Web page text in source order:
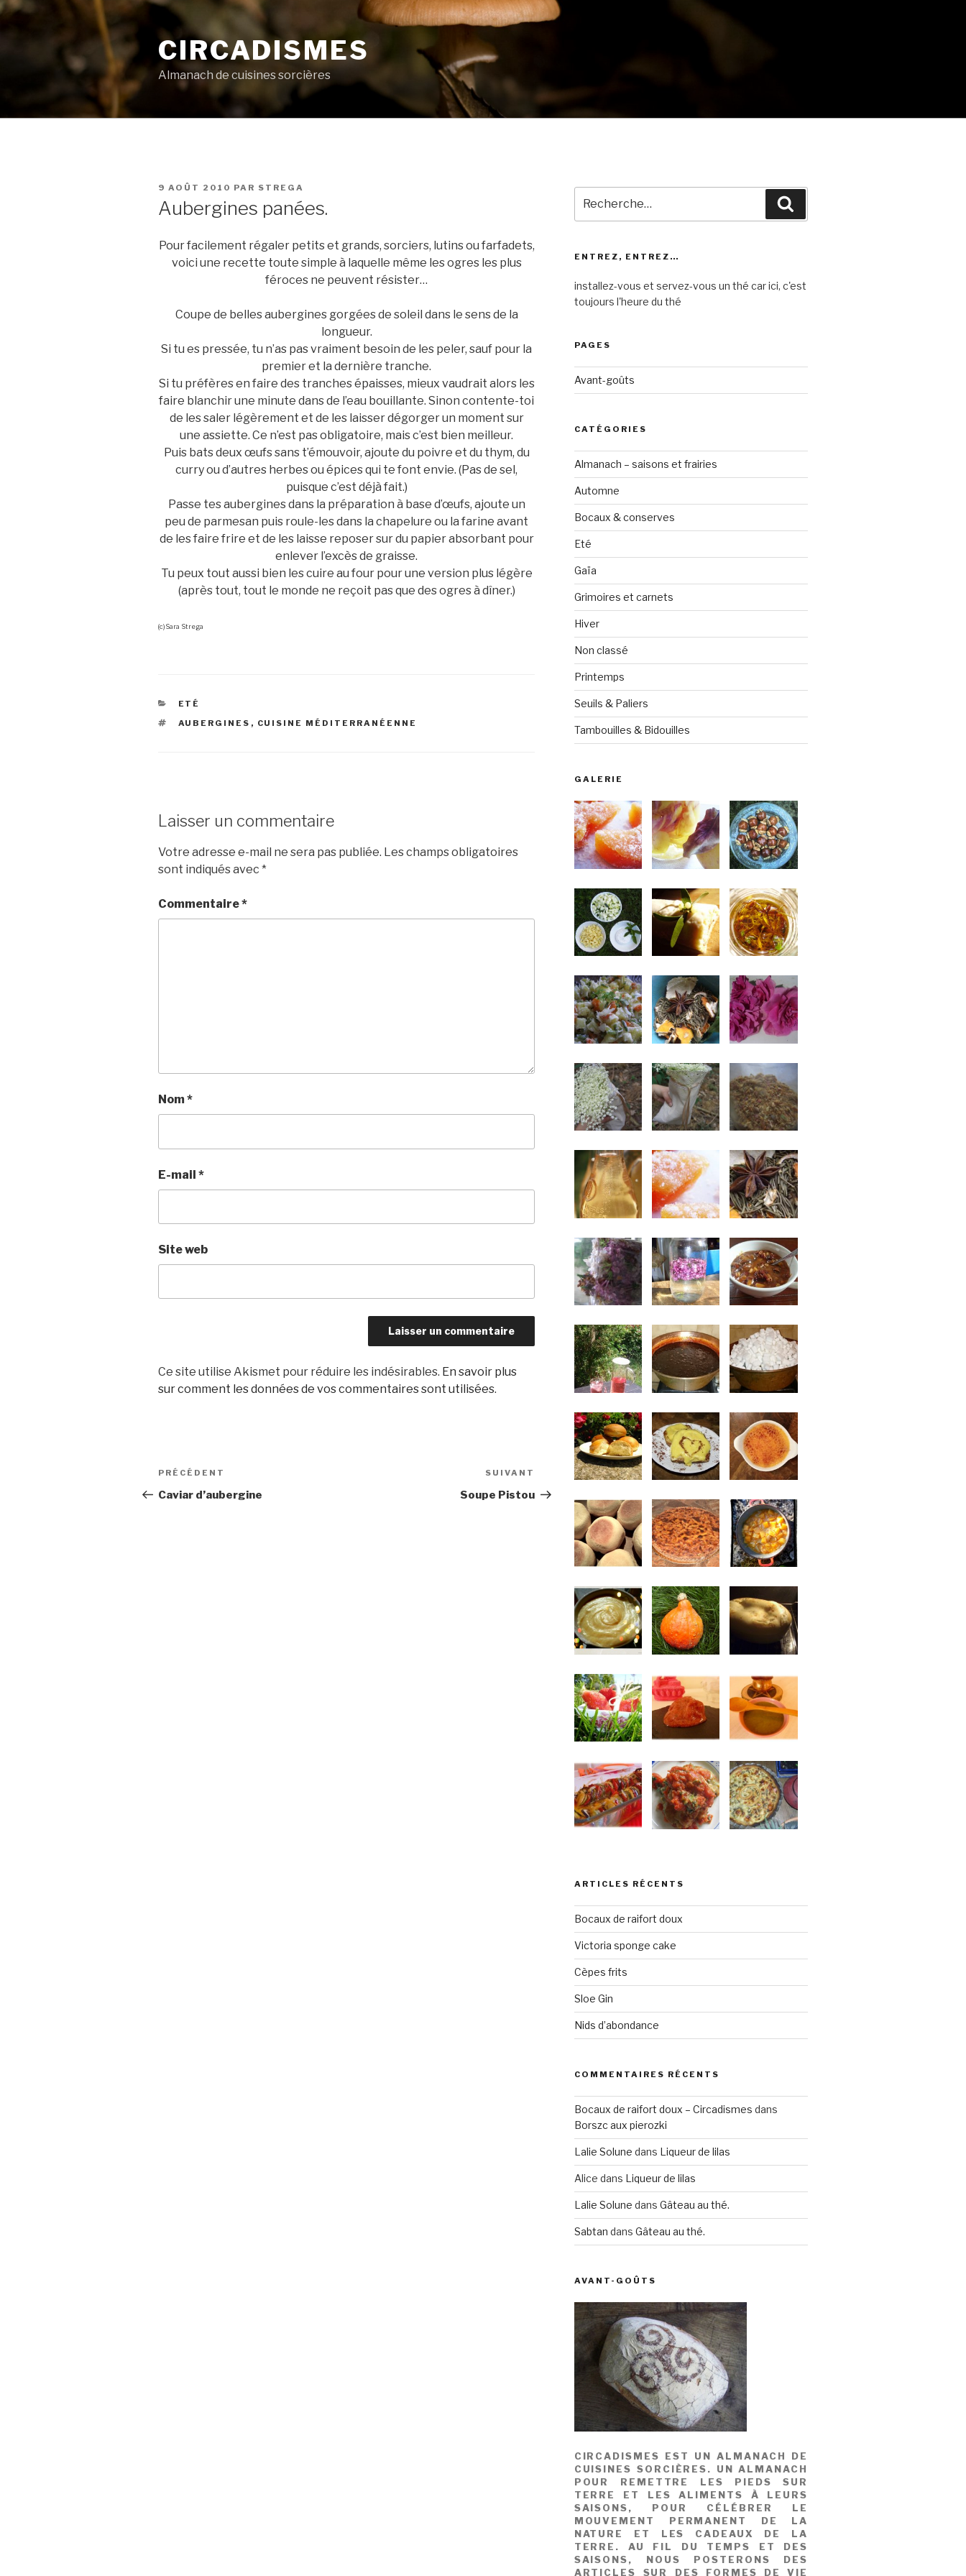
Aller
CIRCADISMES
Almanach de cuisines sorcières
PUBLIÉ
9 AOÛT 2010 PAR STREGA
Aubergines panées.
Pour facilement régaler petits et grands, sorciers, lutins ou farfadets,
voici une recette toute simple à laquelle même les ogres les plus
féroces ne peuvent résister…
Coupe de belles aubergines gorgées de soleil dans le sens de la
longueur.
Si tu es pressée, tu n’as pas vraiment besoin de les peler, sauf pour la
premier et la dernière tranche.
Si tu préfères en faire des tranches épaisses, mieux vaudrait alors les
faire blanchir une minute dans de l’eau bouillante. Sinon contente-toi
de les saler légèrement et de les laisser dégorger un moment sur
une assiette. Ce n’est pas obligatoire, mais c’est bien meilleur.
Puis bats deux œufs sans t’émouvoir, ajoute du poivre et du thym, du
curry ou d’autres herbes ou épices qui te font envie. (Pas de sel,
puisque c’est déjà fait.)
Passe tes aubergines dans la préparation à base d’œufs, ajoute un
peu de parmesan puis roule-les dans la chapelure ou la farine avant
de les faire frire et de les laisse reposer sur du papier absorbant pour
enlever l’excès de graisse.
Tu peux tout aussi bien les cuire au four pour une version plus légère
(après tout, tout le monde ne reçoit pas que des ogres à dîner.)
(c)Sara Strega
CATÉGORIES
ETÉ
ÉTIQUETTES
AUBERGINES , CUISINE MÉDITERRANÉENNE
Laisser un commentaire
Votre adresse e-mail ne sera pas publiée. Les champs obligatoires
sont indiqués avec *
Commentaire*
Nom*
E-mail *
Site web
Ce site utilise Akismet pour réduire les indésirables. En savoir plus
sur comment les données de vos commentaires sont utilisées.
Navigation
de
Article
précédent
PRÉCÉDENT
Caviar d’aubergine
Article
suivant
SUIVANT
Soupe Pistou
pour
:
ENTREZ, ENTREZ…
installez-vous et servez-vous un thé car ici, c'est
toujours l'heure du thé
PAGES
Avant-goûts
CATÉGORIES
Almanach – saisons et frairies
Automne
Bocaux & conserves
Eté
Gaïa
Grimoires et carnets
Hiver
Non classé
Printemps
Seuils & Paliers
Tambouilles & Bidouilles
GALERIE
ARTICLES RÉCENTS
Bocaux de raifort doux
Victoria sponge cake
Cèpes frits
Sloe Gin
Nids d’abondance
COMMENTAIRES RÉCENTS
Bocaux de raifort doux – Circadismes dans
Borszc aux pierozki
Lalie Solune dans Liqueur de lilas
Alice dans Liqueur de lilas
Lalie Solune dans Gâteau au thé.
Sabtan dans Gâteau au thé.
AVANT-GOÛTS
CIRCADISMES EST UN ALMANACH DE
CUISINES SORCIÈRES. UN ALMANACH
POUR REMETTRE LES PIEDS SUR
TERRE ET LES ALIMENTS À LEURS
SAISONS, POUR CÉLÉBRER LE
MOUVEMENT PERMANENT DE LA
NATURE ET LES CADEAUX DE LA
TERRE. AU FIL DU TEMPS ET DES
SAISONS, NOUS POSTERONS DES
ARTICLES SUR DES FORMES DE VIE